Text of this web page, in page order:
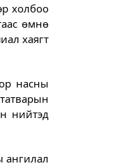
холбоо
өмнө
хаягт
насны
нийтэд
ангилал